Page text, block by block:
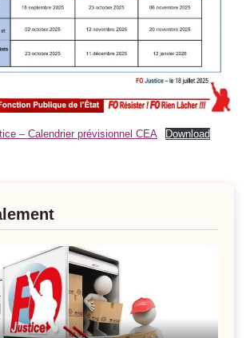
– Calendrier prévisionnel CEA Download